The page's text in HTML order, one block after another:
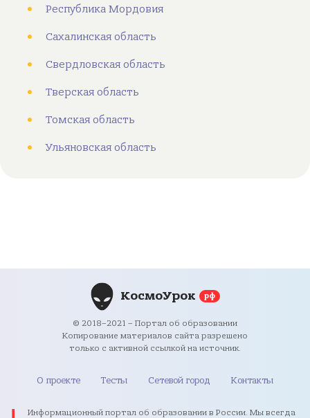
Республика Мордовия
Сахалинская область
Свердловская область
Тверская область
Томская область
Ульяновская область
КосмоУрок рф
© 2018–2021 – Портал об образовании
Копирование материалов сайта разрешено
только с активной ссылкой на источник.
О проекте Тесты Сетевой город Контакты
Информационный портал об образовании в России. Мы всегда